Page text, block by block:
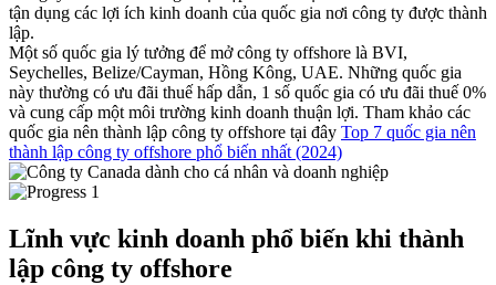
tận dụng các lợi ích kinh doanh của quốc gia nơi công ty được thành
lập.
Một số quốc gia lý tưởng để mở công ty offshore là BVI,
Seychelles, Belize/Cayman, Hồng Kông, UAE. Những quốc gia
này thường có ưu đãi thuế hấp dẫn, 1 số quốc gia có ưu đãi thuế 0%
và cung cấp một môi trường kinh doanh thuận lợi. Tham khảo các
quốc gia nên thành lập công ty offshore tại đây Top 7 quốc gia nên
thành lập công ty offshore phổ biến nhất (2024)
Lĩnh vực kinh doanh phổ biến khi thành
lập công ty offshore